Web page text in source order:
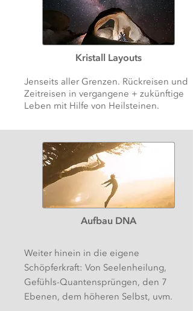
Kristall Layouts
Jenseits aller Grenzen. Rückreisen und
Zeitreisen in vergangene + zukünftige
Leben mit Hilfe von Heilsteinen.
Aufbau DNA
Weiter hinein in die eigene
Schöpferkraft: Von Seelenheilung,
Gefühls-Quantensprüngen, den 7
Ebenen, dem höheren Selbst, uvm.